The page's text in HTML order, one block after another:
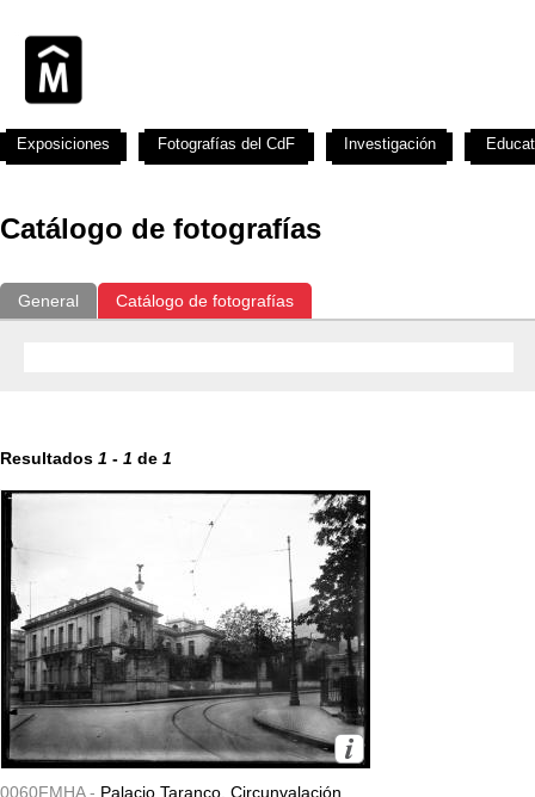
Catálogo de fotografías
General Catálogo de fotografías
Resultados 1 - 1 de 1
0060FMHA - Palacio Taranco. Circunvalación
Exposiciones Fotografías del CdF Investigación